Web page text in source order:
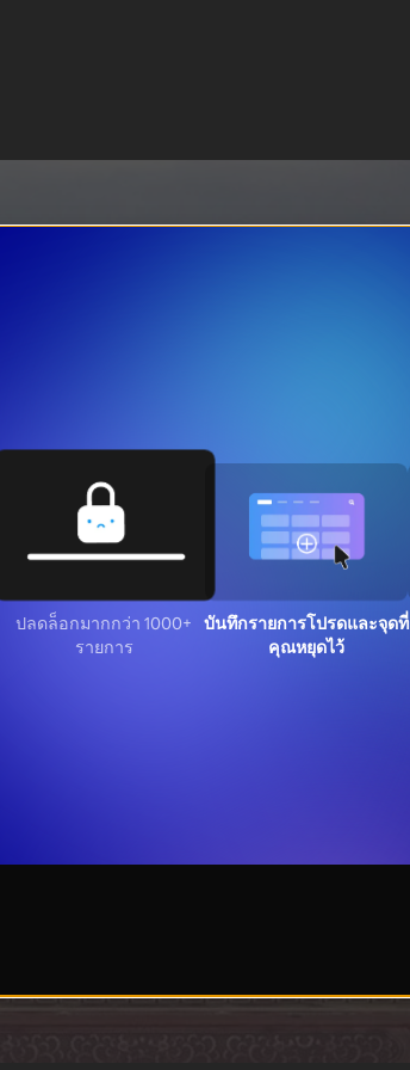
ปลดล็อกมากกว่า 1000+
รายการ
บันทึกรายการโปรดและจุดที่
คุณหยุดไว้